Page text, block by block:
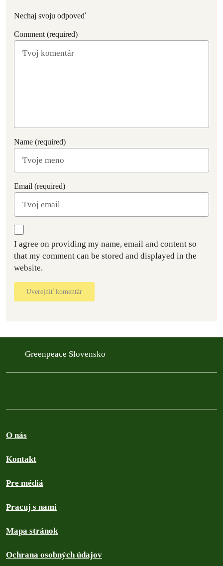
Nechaj svoju odpoveď
Comment (required)
Name (required)
Email (required)
I agree on providing my name, email and content so
that my comment can be stored and displayed in the
website.
Uverejniť komentár
Greenpeace Slovensko
O nás
Kontakt
Pre médiá
Pracuj s nami
Mapa stránok
Ochrana osobných údajov